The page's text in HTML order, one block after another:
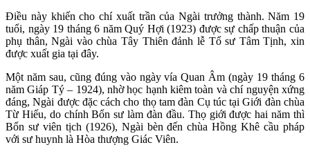
Điều này khiến cho chí xuất trần của Ngài trưởng thành. Năm 19
tuổi, ngày 19 tháng 6 năm Quý Hợi (1923) được sự chấp thuận của
phụ thân, Ngài vào chùa Tây Thiên đảnh lễ Tổ sư Tâm Tịnh, xin
được xuất gia tại đây.
Một năm sau, cũng đúng vào ngày vía Quan Âm (ngày 19 tháng 6
năm Giáp Tý – 1924), nhờ học hạnh kiêm toàn và chí nguyện xứng
đáng, Ngài được đặc cách cho thọ tam đàn Cụ túc tại Giới đàn chùa
Từ Hiếu, do chính Bổn sư làm đàn đầu. Thọ giới được hai năm thì
Bổn sư viên tịch (1926), Ngài bèn đến chùa Hồng Khê cầu pháp
với sư huynh là Hòa thượng Giác Viên.